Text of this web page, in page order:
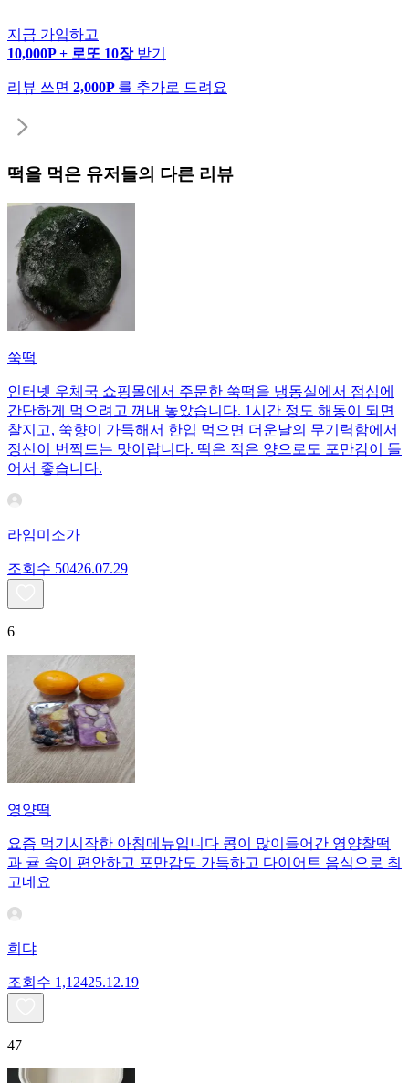
지금 가입하고
10,000P + 로또 10장 받기
리뷰 쓰면 2,000P 를 추가로 드려요
떡을 먹은 유저들의 다른 리뷰
쑥떡
인터넷 우체국 쇼핑몰에서 주문한 쑥떡을 냉동실에서 점심에
간단하게 먹으려고 꺼내 놓았습니다. 1시간 정도 해동이 되면
찰지고, 쑥향이 가득해서 한입 먹으면 더운날의 무기력함에서
정신이 번쩍드는 맛이랍니다. 떡은 적은 양으로도 포만감이 들
어서 좋습니다.
라임미소가
조회수 50426.07.29
6
영양떡
요즘 먹기시작한 아침메뉴입니다 콩이 많이들어간 영양찰떡
과 귤 속이 편안하고 포만감도 가득하고 다이어트 음식으로 최
고네요
희댜
조회수 1,12425.12.19
47